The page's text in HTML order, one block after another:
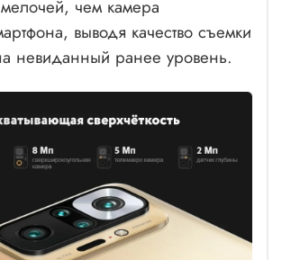
мелочей, чем камера
выводя качество съемки
невиданный ранее уровень.